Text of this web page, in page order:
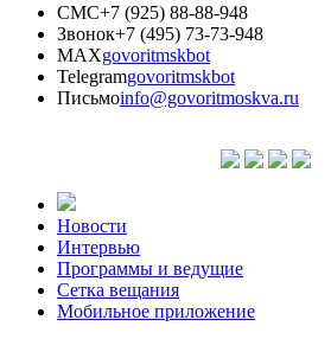
СМС+7 (925) 88-88-948
Звонок+7 (495) 73-73-948
MAXgovoritmskbot
Telegramgovoritmskbot
Письмоinfo@govoritmoskva.ru
Новости
Интервью
Программы и ведущие
Сетка вещания
Мобильное приложение